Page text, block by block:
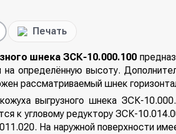
Печать
шнека ЗСК-10.000.100
на определённую высоту.
рассматриваемый шнек
выгрузного шнека ЗСК-
к угловому редуктору ЗСК-
На наружной поверхности